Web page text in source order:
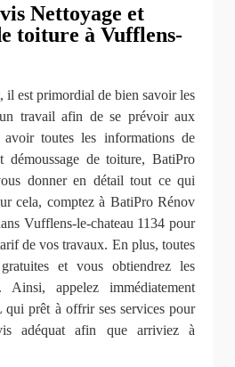
Nettoyage et
toiture à Vufflens-
il est primordial de bien savoir les
travail afin de se prévoir aux
toutes les informations de
démoussage de toiture, BatiPro
donner en détail tout ce qui
cela, comptez à BatiPro Rénov
Vufflens-le-chateau 1134 pour
de vos travaux. En plus, toutes
et vous obtiendrez les
Ainsi, appelez immédiatement
prêt à offrir ses services pour
adéquat afin que arriviez à